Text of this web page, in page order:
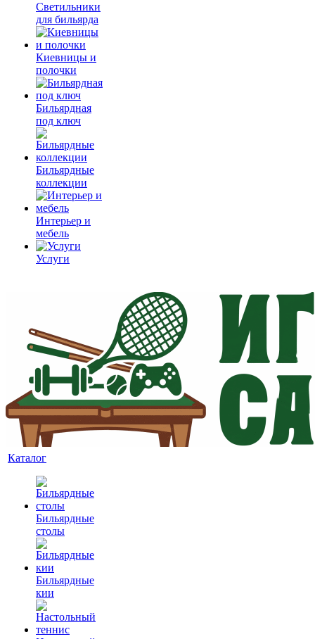
Светильники
для бильярда
Киевницы и
полочки
Бильярдная
под ключ
Бильярдные
коллекции
Интерьер и
мебель
Услуги
Каталог
Бильярдные
столы
Бильярдные
кии